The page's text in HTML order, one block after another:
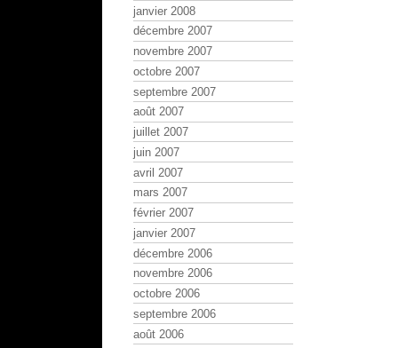
janvier 2008
décembre 2007
novembre 2007
octobre 2007
septembre 2007
août 2007
juillet 2007
juin 2007
avril 2007
mars 2007
février 2007
janvier 2007
décembre 2006
novembre 2006
octobre 2006
septembre 2006
août 2006